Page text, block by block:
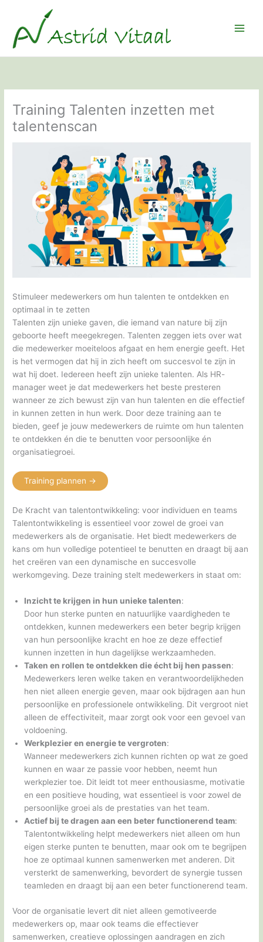
inhoud
Training Talenten inzetten met
talentenscan
Stimuleer medewerkers om hun talenten te ontdekken en
optimaal in te zetten
Talenten zijn unieke gaven, die iemand van nature bij zijn
geboorte heeft meegekregen. Talenten zeggen iets over wat
die medewerker moeiteloos afgaat en hem energie geeft. Het
is het vermogen dat hij in zich heeft om succesvol te zijn in
wat hij doet. Iedereen heeft zijn unieke talenten. Als HR-
manager weet je dat medewerkers het beste presteren
wanneer ze zich bewust zijn van hun talenten en die effectief
in kunnen zetten in hun werk. Door deze training aan te
bieden, geef je jouw medewerkers de ruimte om hun talenten
te ontdekken én die te benutten voor persoonlijke én
organisatiegroei.
Training plannen ->
De Kracht van talentontwikkeling: voor individuen en teams
Talentontwikkeling is essentieel voor zowel de groei van
medewerkers als de organisatie. Het biedt medewerkers de
kans om hun volledige potentieel te benutten en draagt bij aan
het creëren van een dynamische en succesvolle
werkomgeving. Deze training stelt medewerkers in staat om:
Inzicht te krijgen in hun unieke talenten:
Door hun sterke punten en natuurlijke vaardigheden te
ontdekken, kunnen medewerkers een beter begrip krijgen
van hun persoonlijke kracht en hoe ze deze effectief
kunnen inzetten in hun dagelijkse werkzaamheden.
Taken en rollen te ontdekken die écht bij hen passen:
Medewerkers leren welke taken en verantwoordelijkheden
hen niet alleen energie geven, maar ook bijdragen aan hun
persoonlijke en professionele ontwikkeling. Dit vergroot niet
alleen de effectiviteit, maar zorgt ook voor een gevoel van
voldoening.
Werkplezier en energie te vergroten:
Wanneer medewerkers zich kunnen richten op wat ze goed
kunnen en waar ze passie voor hebben, neemt hun
werkplezier toe. Dit leidt tot meer enthousiasme, motivatie
en een positieve houding, wat essentieel is voor zowel de
persoonlijke groei als de prestaties van het team.
Actief bij te dragen aan een beter functionerend team:
Talentontwikkeling helpt medewerkers niet alleen om hun
eigen sterke punten te benutten, maar ook om te begrijpen
hoe ze optimaal kunnen samenwerken met anderen. Dit
versterkt de samenwerking, bevordert de synergie tussen
teamleden en draagt bij aan een beter functionerend team.
Voor de organisatie levert dit niet alleen gemotiveerde
medewerkers op, maar ook teams die effectiever
samenwerken, creatieve oplossingen aandragen en zich